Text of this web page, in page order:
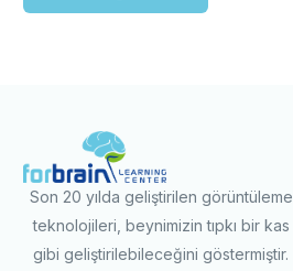
Son 20 yılda geliştirilen görüntüleme
teknolojileri, beynimizin tıpkı bir kas
gibi geliştirilebileceğini göstermiştir.